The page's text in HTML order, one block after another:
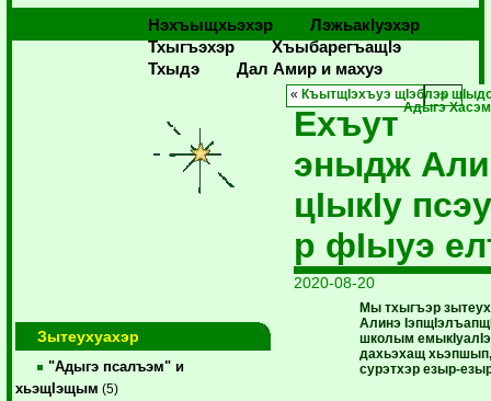
Нэхъыщхьэхэр
Лэжьакlуэхэр
Тхыгъэхэр
Хъыбарегъащlэ
Тхыдэ
Дал Амир и махуэ
Зытеухуахэр
"Адыгэ псалъэм" и
хьэщIэщым (5)
« КъытщIэхъуэ щIэблэр
Адыгэ Хасэм
Ехъут
эныдж
цIыкIу
р фIыуэ
2020-08-20
Мы тхыгъэр
Алинэ
школым
дахьэхащ
сурэтхэр езыр-